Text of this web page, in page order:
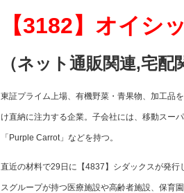
【3182】オイシ
（ネット通販関連,宅
東証プライム上場、有機野菜・青果物、加工品
け直納に注力する企業。子会社には、移動スー
「Purple Carrot」などを持つ。
直近の材料で29日に【4837】シダックスが発
スグループが持つ医療施設や高齢者施設、保育